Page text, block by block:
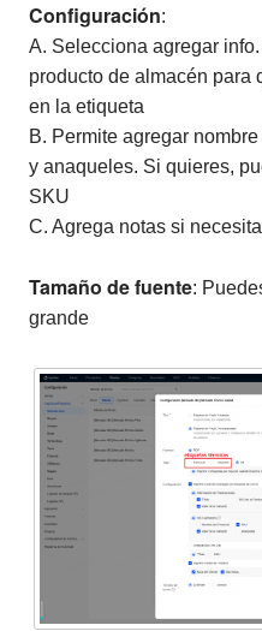
Configuración:
A. Selecciona agregar
producto de almacén para
en la etiqueta
B. Permite agregar
y anaqueles. Si quieres,
SKU
C. Agrega notas si
Tamaño de fuente:
grande